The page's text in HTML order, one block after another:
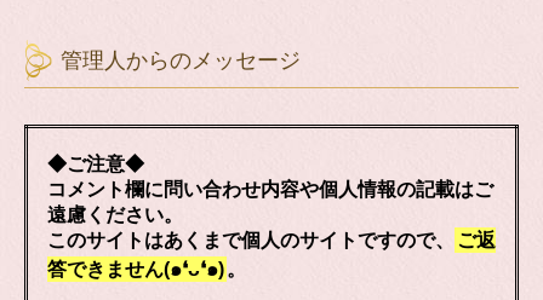
管理人からのメッセージ
◆ご注意◆
コメント欄に問い合わせ内容や個人情報の記載はご
遠慮ください。
このサイトはあくまで個人のサイトですので、
ご返
答できません(๑❛ᴗ❛๑)。